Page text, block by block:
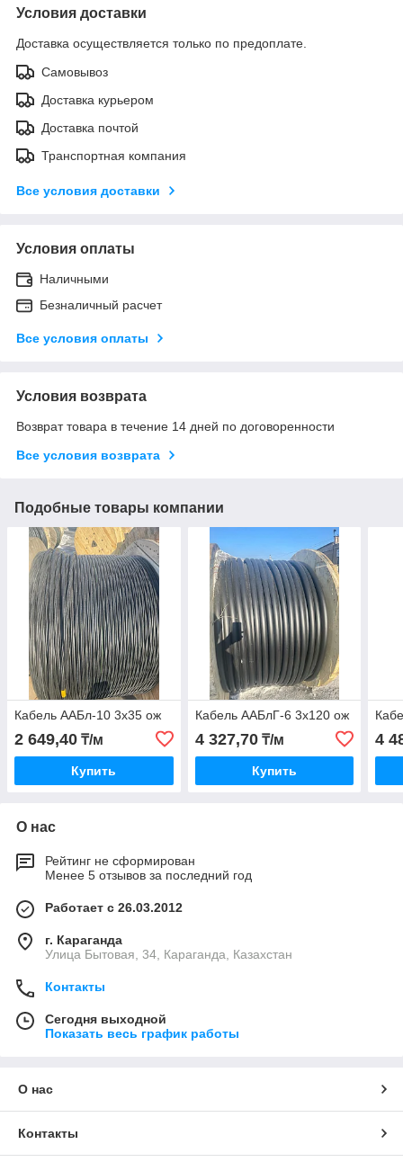
Условия доставки
Доставка осуществляется только по предоплате.
Самовывоз
Доставка курьером
Доставка почтой
Транспортная компания
Все условия доставки
Условия оплаты
Наличными
Безналичный расчет
Все условия оплаты
Условия возврата
Возврат товара в течение 14 дней по договоренности
Все условия возврата
Подобные товары компании
Кабель ААБл-10 3х35 ож
2 649,40 ₸/м
Купить
Кабель ААБлГ-6 3х120 ож
4 327,70₸/м
Купить
4
О нас
Рейтинг не сформирован
Менее 5 отзывов за последний год
Работает с 26.03.2012
г. Караганда
Улица Бытовая, 34, Караганда, Казахстан
Контакты
Сегодня выходной
Показать весь график работы
О нас
Контакты